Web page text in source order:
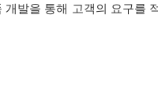
발을 통해 고객의 요구